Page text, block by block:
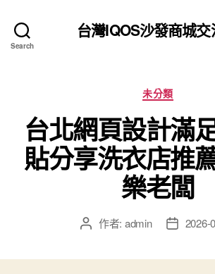
Search
台灣IQOS沙發商城
分
類
未分類
台北網頁設計滿
貼分享洗衣店推
樂老闆
文 作者: admin
文 2026-